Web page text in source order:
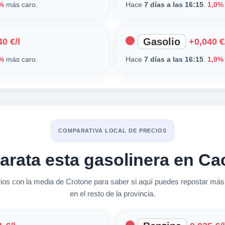
más caro. Hace 7 días a las 16:15 1,0%
€/l
más caro.
Gasolio +0,040
Hace 7 días a las 16:15 1,9%
COMPARATIVA LOCAL DE PRECIOS
esta gasolinera en
con la media de Crotone para saber si aquí puedes repostar
en el resto de la provincia.